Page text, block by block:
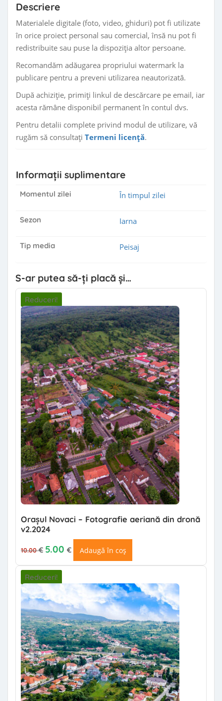
Descriere
Materialele digitale (foto, video, ghiduri) pot fi utilizate
în orice proiect personal sau comercial, însă nu pot fi
redistribuite sau puse la dispoziția altor persoane.
Recomandăm adăugarea propriului watermark la
publicare pentru a preveni utilizarea neautorizată.
După achiziție, primiți linkul de descărcare pe email, iar
acesta rămâne disponibil permanent în contul dvs.
Pentru detalii complete privind modul de utilizare, vă
rugăm să consultați Termeni licență.
Informații suplimentare
Momentul zilei În timpul zilei
Sezon Iarna
Tip media Peisaj
S-ar putea să-ți placă și…
Reduceri!
Orașul Novaci – Fotografie aeriană din dronă
v2.2024
10.00€
Prețul inițial a fost: 10.00 €.
5.00 € Adaugă în coș
Reduceri!